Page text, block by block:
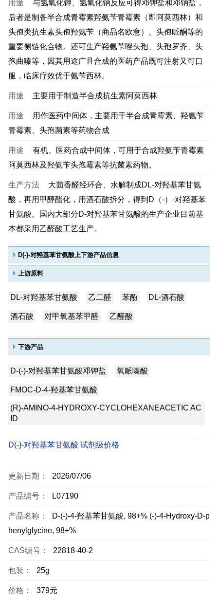
用途
与氢氧化钾、氢氧化钠反应可得邓钾盐和邓钠盐，
后者是制备半合成青霉素羟氨苄青霉素（即阿莫西林）和
头孢类抗生素头孢羟氨苄（商品名欧意）、头孢哌酮等的
重要侧链化合物。还可生产羟氨苄唑头孢、头孢罗齐、头
孢曲嗪等，因其用途广且合成的医药产品既可注射又可口
服，临床疗效优于氨苄西林。
用途 主要用于制造半合成抗生素阿莫西林
用途
用作医药中间体，主要用于半合成青霉素、羟氨苄
青霉素、头孢菌素等药物合成
用途
有机、医药合成中间体，可用于合成羟氨苄青霉素
阿莫西林及羟氨苄头孢霉素等抗菌素药物。
生产方法
大茴香醛经环合、水解制成DL-对羟基苯甘氨
酸，再用甲醇酯化，用酒石酸拆分，得到D（-）-对羟基苯
甘氨酸。国内大部分D-对羟基苯甘氨酸的生产企业目前基
本都采用乙醛酸工艺生产。
D(-)-对羟基苯甘氨酸上下游产品信息
上游原料
DL-对羟基苯甘氨酸 乙二醛 苯酚 DL-酒石酸
酒石酸 对甲氧基苯甲醛 乙醛酸
下游产品
D-(-)-对羟基苯甘氨酸邓钾盐 氧哌嗪酸
FMOC-D-4-羟基苯甘氨酸
(R)-AMINO-4-HYDROXY-CYCLOHEXANEACETIC AC
ID
D(-)-对羟基苯甘氨酸 试剂级价格
更新日期： 2026/07/06
产品编号： L07190
产品名称：
D-(-)-4-羟基苯甘氨酸, 98+% (-)-4-Hydroxy-D-p
henylglycine, 98+%
CAS编号： 22818-40-2
包装： 25g
价格： 379元